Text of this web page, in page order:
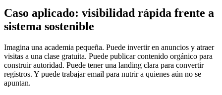
Caso aplicado: visibilidad rápida frente a
sistema sostenible
Imagina una academia pequeña. Puede invertir en anuncios y atraer
visitas a una clase gratuita. Puede publicar contenido orgánico para
construir autoridad. Puede tener una landing clara para convertir
registros. Y puede trabajar email para nutrir a quienes aún no se
apuntan.